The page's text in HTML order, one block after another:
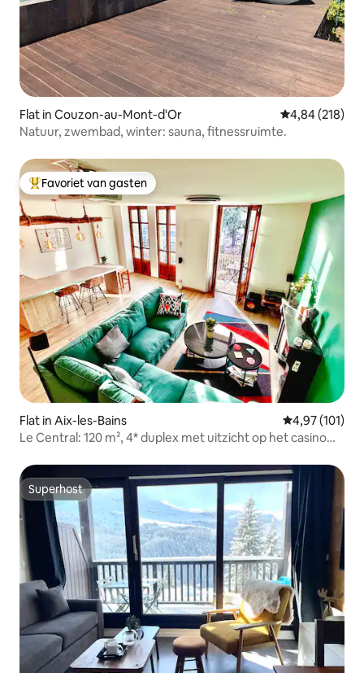
Flat in Couzon-au-Mont-d'Or Gemiddelde
4,84 (218)
Natuur, zwembad, winter: sauna, fitnessruimte.
Topfavoriet van gasten
Favoriet van gasten
Flat in Aix-les-Bains Gemiddelde
4,97 (101)
Le Central: 120 m², 4* duplex met uitzicht op het casino
Superhost
Superhost